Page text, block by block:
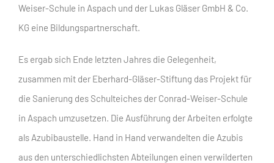
Weiser-Schule in Aspach und der Lukas Gläser GmbH & Co.
KG eine Bildungspartnerschaft.
Es ergab sich Ende letzten Jahres die Gelegenheit,
zusammen mit der Eberhard-Gläser-Stiftung das Projekt für
die Sanierung des Schulteiches der Conrad-Weiser-Schule
in Aspach umzusetzen. Die Ausführung der Arbeiten erfolgte
als Azubibaustelle. Hand in Hand verwandelten die Azubis
aus den unterschiedlichsten Abteilungen einen verwilderten